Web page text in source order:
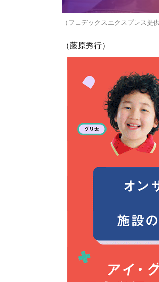
（フェデックスエクスプレス提供
（藤原秀行）